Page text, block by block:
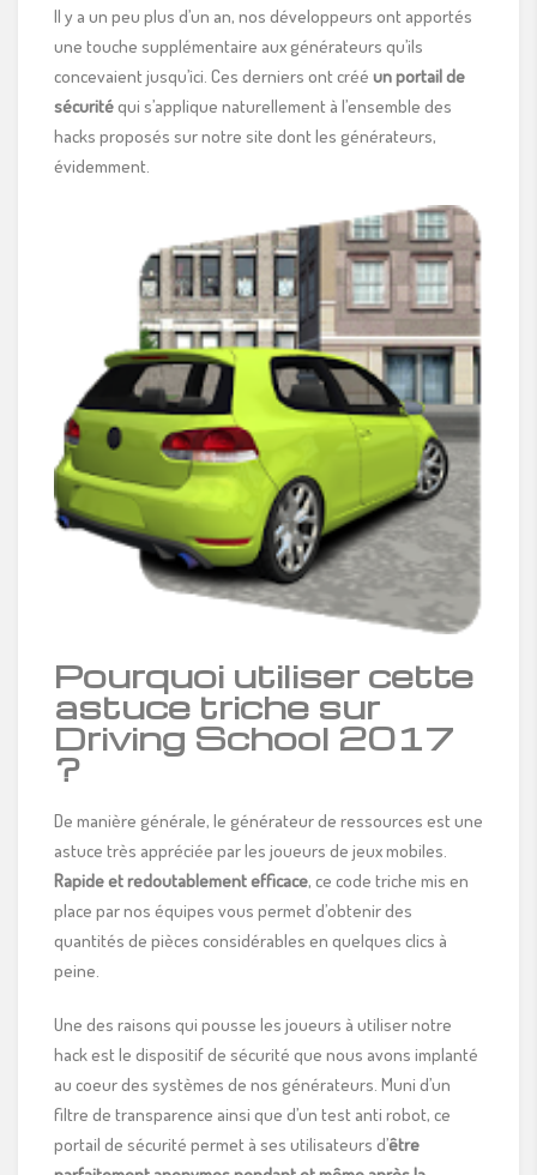
Il y a un peu plus d’un an, nos développeurs ont apportés
une touche supplémentaire aux générateurs qu’ils
concevaient jusqu’ici. Ces derniers ont créé un portail de
sécuritéqui s’applique naturellement à l’ensemble des
hacks proposés sur notre site dont les générateurs,
évidemment.
Pourquoi utiliser cette
astuce triche sur
Driving School 2017
?
De manière générale, le générateur de ressources est une
astuce très appréciée par les joueurs de jeux mobiles.
Rapide et redoutablement efficace, ce code triche mis en
place par nos équipes vous permet d’obtenir des
quantités de pièces considérables en quelques clics à
peine.
Une des raisons qui pousse les joueurs à utiliser notre
hack est le dispositif de sécurité que nous avons implanté
au coeur des systèmes de nos générateurs. Muni d’un
filtre de transparence ainsi que d’un test anti robot, ce
portail de sécurité permet à ses utilisateurs d’être